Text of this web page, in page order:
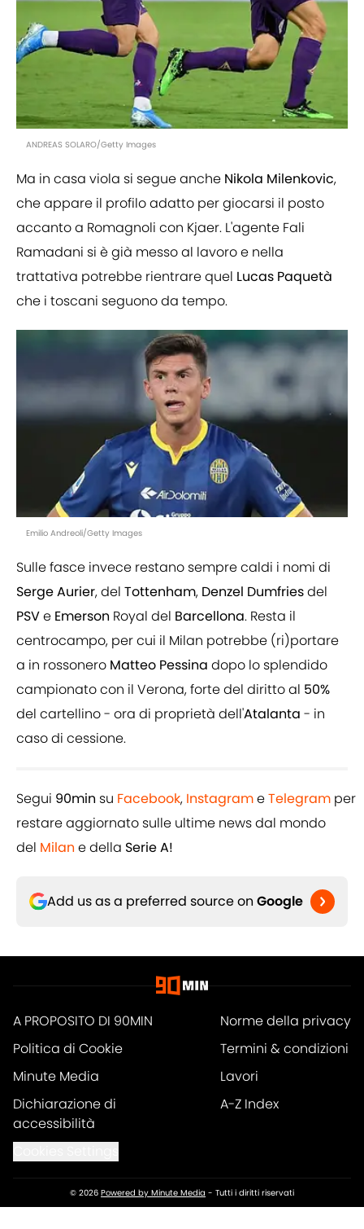
ANDREAS SOLARO/Getty Images
Ma in casa viola si segue anche Nikola Milenkovic,
che appare il profilo adatto per giocarsi il posto
accanto a Romagnoli con Kjaer. L'agente Fali
Ramadani si è già messo al lavoro e nella
trattativa potrebbe rientrare quel Lucas Paquetà
che i toscani seguono da tempo.
Emilio Andreoli/Getty Images
Sulle fasce invece restano sempre caldi i nomi di
SergeAurier, del Tottenham, Denzel Dumfriesdel
PSVe Emerson Royal del Barcellona. Resta il
centrocampo, per cui il Milan potrebbe (ri)portare
a in rossonero Matteo Pessina dopo lo splendido
campionato con il Verona, forte del diritto al 50%
del cartellino - ora di proprietà dell'Atalanta - in
caso di cessione.
Segui 90min su Facebook, InstagrameTelegram per
restare aggiornato sulle ultime news dal mondo
del Milan e della Serie A!
Add us as a preferred source on Google
A PROPOSITO DI 90MIN
Norme della privacy
Politica di Cookie
Termini & condizioni
Minute Media
Lavori
Dichiarazione di
accessibilità
A-Z Index
© 2026 Powered by Minute Media - Tutti i diritti riservati